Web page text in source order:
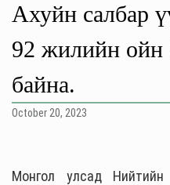
Ахуйн салбар
92 жилийн ойн
байна.
October 20, 2023
Монгол улсад